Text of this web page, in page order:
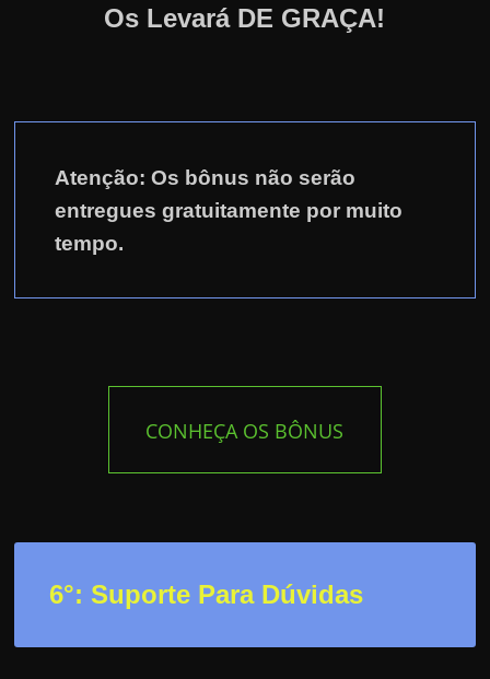
Os Levará DE GRAÇA!
Atenção: Os bônus não serão
entregues gratuitamente por muito
tempo.
CONHEÇA OS BÔNUS
6°: Suporte Para Dúvidas